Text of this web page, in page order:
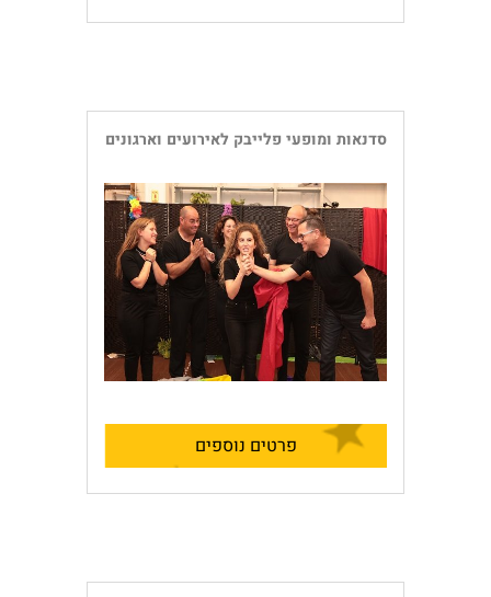
סדנאות ומופעי פלייבק לאירועים וארגונים
פרטים נוספים